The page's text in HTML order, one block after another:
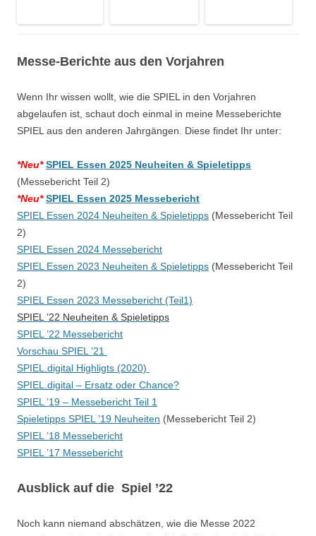
Messe-Berichte aus den Vorjahren
Wenn Ihr wissen wollt, wie die SPIEL in den Vorjahren
abgelaufen ist, schaut doch einmal in meine Messeberichte
SPIEL aus den anderen Jahrgängen. Diese findet Ihr unter:
*Neu* SPIEL Essen 2025 Neuheiten & Spieletipps
(Messebericht Teil 2)
*Neu* SPIEL Essen 2025 Messebericht
SPIEL Essen 2024 Neuheiten & Spieletipps (Messebericht Teil
2)
SPIEL Essen 2024 Messebericht
SPIEL Essen 2023 Neuheiten & Spieletipps (Messebericht Teil
2)
SPIEL Essen 2023 Messebericht (Teil1)
SPIEL ’22 Neuheiten & Spieletipps
SPIEL ’22 Messebericht
Vorschau SPIEL ’21
SPIEL.digital Highligts (2020)
SPIEL.digital – Ersatz oder Chance?
SPIEL ’19 – Messebericht Teil 1
Spieletipps SPIEL ’19 Neuheiten (Messebericht Teil 2)
SPIEL ’18 Messebericht
SPIEL ’17 Messebericht
Ausblick auf die Spiel ’22
Noch kann niemand abschätzen, wie die Messe 2022